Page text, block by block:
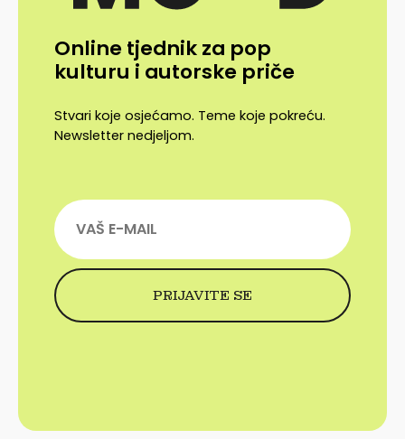
Online tjednik za pop
kulturu i autorske priče
Stvari koje osjećamo. Teme koje pokreću.
Newsletter nedjeljom.